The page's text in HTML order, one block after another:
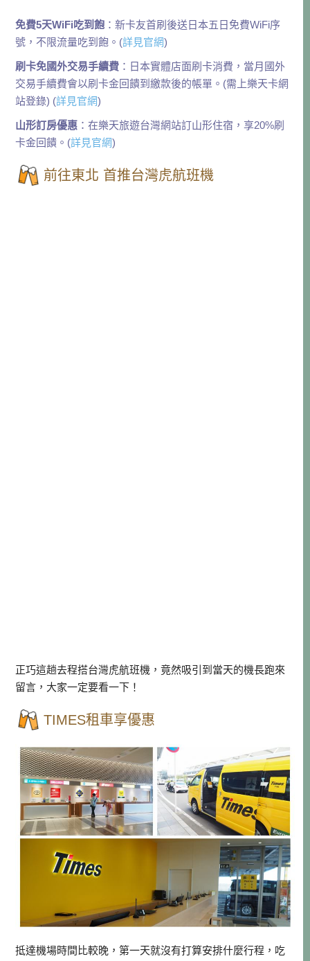
免費5天WiFi吃到飽 ：新卡友首刷後送日本五日免費WiFi序
號，不限流量吃到飽。(詳見官網)
刷卡免國外交易手續費 ：日本實體店面刷卡消費，當月國外
交易手續費會以刷卡金回饋到繳款後的帳單。(需上樂天卡網
站登錄) (詳見官網)
山形訂房優惠 ：在樂天旅遊台灣網站訂山形住宿，享20%刷
卡金回饋。(詳見官網)
前往東北 首推台灣虎航班機
正巧這趟去程搭台灣虎航班機，竟然吸引到當天的機長跑來
留言，大家一定要看一下！
TIMES租車享優惠
抵達機場時間比較晚，第一天就沒有打算安排什麼行程，吃